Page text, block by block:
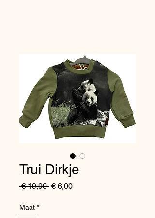
Trui Dirkje
€ 19,99 Normale
€ 6,00Verkoopprijs
Maat *